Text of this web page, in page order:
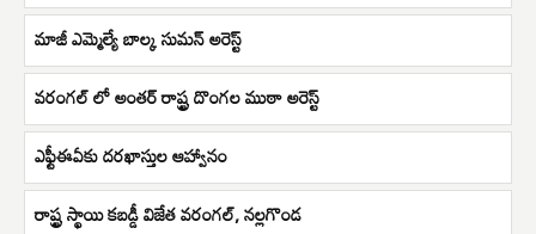
మాజీ ఎమ్మెల్యే బాల్క సుమన్ అరెస్ట్
వరంగల్ లో అంతర్ రాష్ట్ర దొంగల ముఠా అరెస్ట్
ఎఫ్టీఈఏకు దరఖాస్తుల ఆహ్వానం
రాష్ట్ర స్థాయి కబడ్డీ విజేత వరంగల్, నల్లగొండ